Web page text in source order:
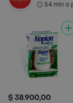
54 min o
$ 38.900,00